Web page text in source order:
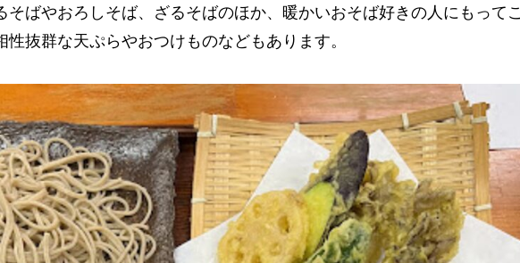
そばやおろしそば、ざるそばのほか、暖かいおそば好きの人にもってこ
抜群な天ぷらやおつけものなどもあります。